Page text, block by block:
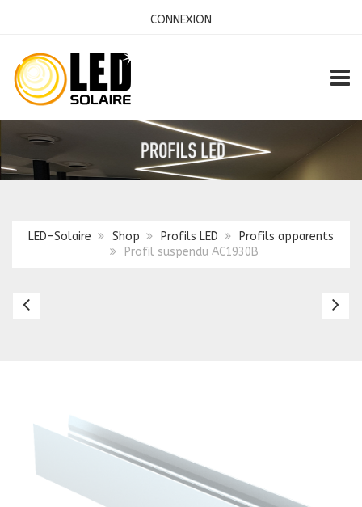
CONNEXION
LED-Solaire Shop Profils LED
Profils apparents
Profil suspendu AC1930B
Profil